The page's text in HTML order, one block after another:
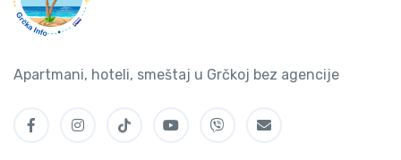
Apartmani, hoteli, smeštaj u Grčkoj bez agencije